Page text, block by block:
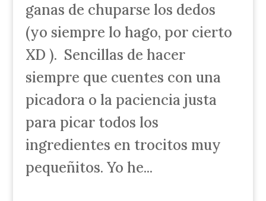
ganas de chuparse los dedos
(yo siempre lo hago, por cierto
XD ). Sencillas de hacer
siempre que cuentes con una
picadora o la paciencia justa
para picar todos los
ingredientes en trocitos muy
pequeñitos. Yo he...